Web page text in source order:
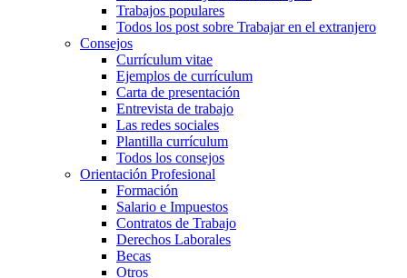
Trabajos populares
Todos los post sobre Trabajar en el extranjero
Consejos
Currículum vitae
Ejemplos de currículum
Carta de presentación
Entrevista de trabajo
Las redes sociales
Plantilla currículum
Todos los consejos
Orientación Profesional
Formación
Salario e Impuestos
Contratos de Trabajo
Derechos Laborales
Becas
Otros